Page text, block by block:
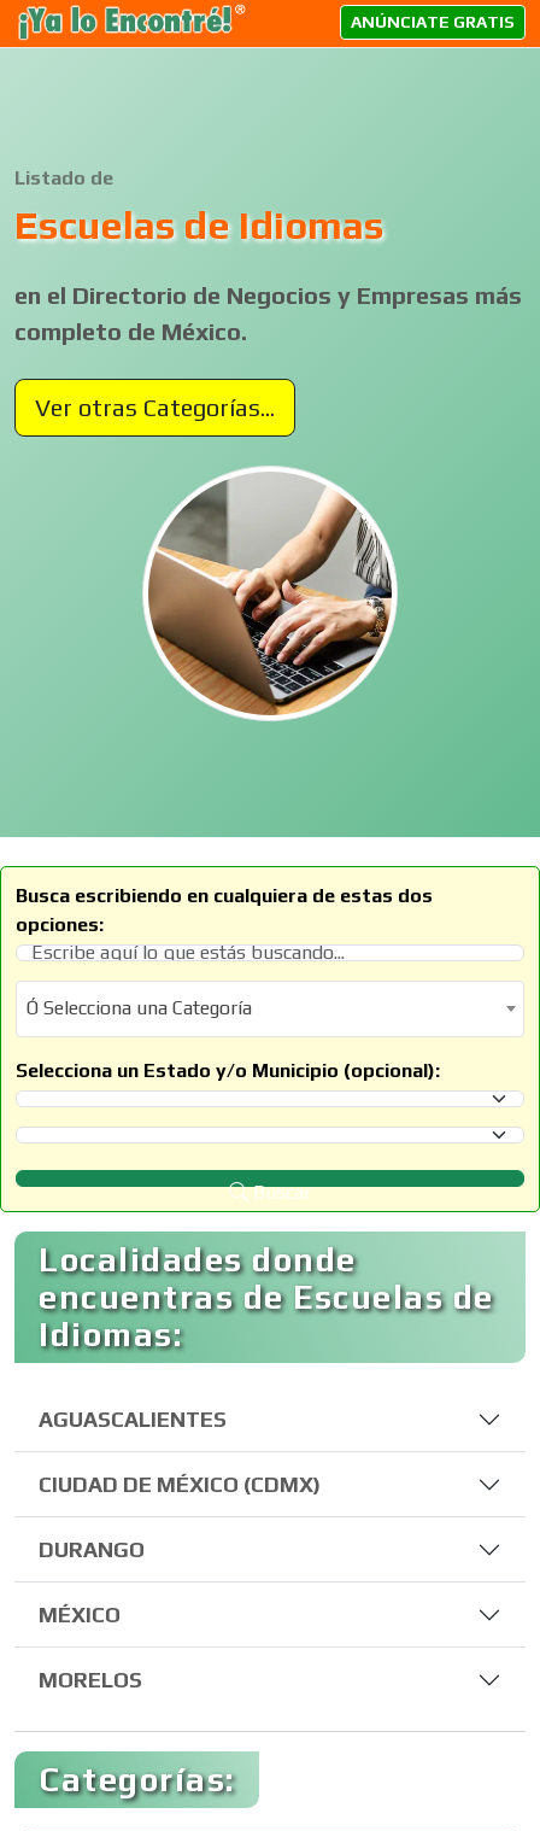
ANÚNCIATE GRATIS
Listado de
Escuelas de Idiomas
en el Directorio de Negocios y Empresas más
completo de México.
Ver otras Categorías...
Busca escribiendo en cualquiera de estas dos
opciones:
Ó Selecciona una Categoría
Ó Selecciona una Categoría
Selecciona un Estado y/o Municipio (opcional):
Selecciona un Estado
Selecciona un Municipio
Buscar
Localidades donde
encuentras de Escuelas de
Idiomas:
AGUASCALIENTES
CIUDAD DE MÉXICO (CDMX)
DURANGO
MÉXICO
MORELOS
Categorías: